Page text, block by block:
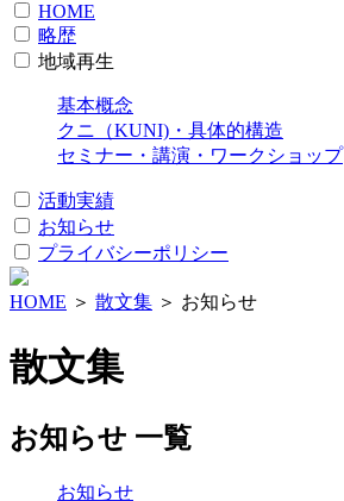
HOME
略歴
地域再生
基本概念
クニ（KUNI)・具体的構造
セミナー・講演・ワークショップ
活動実績
お知らせ
プライバシーポリシー
HOME ＞ 散文集 ＞ お知らせ
散文集
お知らせ 一覧
お知らせ